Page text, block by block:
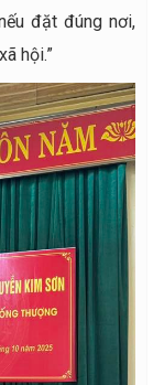
đặt đúng nơi,
hội.”